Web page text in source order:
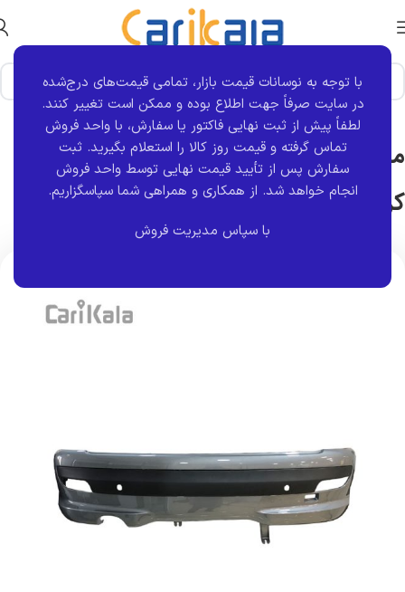
با توجه به نوسانات قیمت بازار، تمامی قیمت‌های درج‌شده
در سایت صرفاً جهت اطلاع بوده و ممکن است تغییر کنند.
لطفاً پیش از ثبت نهایی فاکتور یا سفارش، با واحد فروش
تماس گرفته و قیمت روز کالا را استعلام بگیرید. ثبت
سفارش پس از تأیید قیمت نهایی توسط واحد فروش
انجام خواهد شد. از همکاری و همراهی شما سپاسگزاریم.
با سپاس مدیریت فروش
خانه برند قطعه کروز
کروز